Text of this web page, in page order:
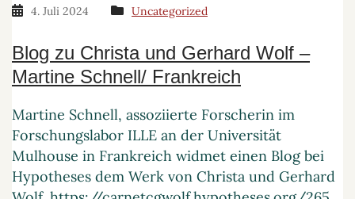
4. Juli 2024 Uncategorized
Blog zu Christa und Gerhard Wolf –
Martine Schnell/ Frankreich
Martine Schnell, assoziierte Forscherin im
Forschungslabor ILLE an der Universität
Mulhouse in Frankreich widmet einen Blog bei
Hypotheses dem Werk von Christa und Gerhard